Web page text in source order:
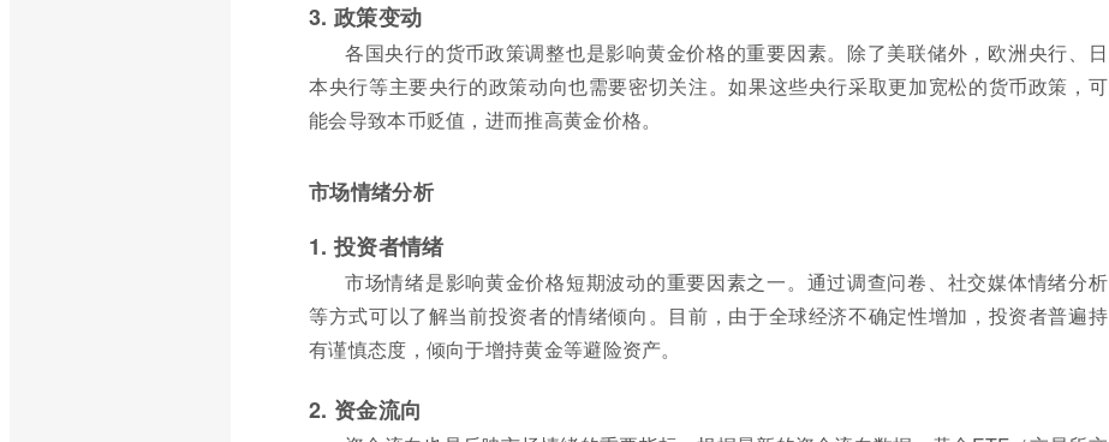
3. 政策变动
各国央行的货币政策调整也是影响黄金价格的重要因素。除了美联储外，欧洲央行、日
本央行等主要央行的政策动向也需要密切关注。如果这些央行采取更加宽松的货币政策，可
能会导致本币贬值，进而推高黄金价格。
市场情绪分析
1. 投资者情绪
市场情绪是影响黄金价格短期波动的重要因素之一。通过调查问卷、社交媒体情绪分析
等方式可以了解当前投资者的情绪倾向。目前，由于全球经济不确定性增加，投资者普遍持
有谨慎态度，倾向于增持黄金等避险资产。
2. 资金流向